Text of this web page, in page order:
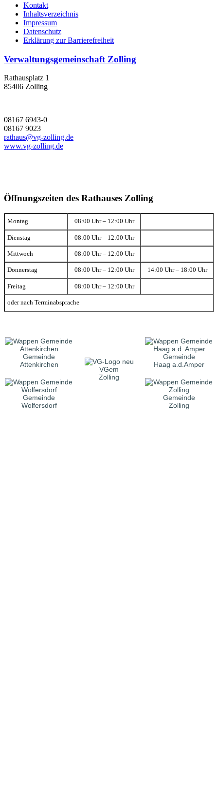
Kontakt
Inhaltsverzeichnis
Impressum
Datenschutz
Erklärung zur Barrierefreiheit
Verwaltungsgemeinschaft Zolling
Rathausplatz 1
85406 Zolling
08167 6943-0
08167 9023
rathaus@vg-zolling.de
www.vg-zolling.de
Öffnungszeiten des Rathauses Zolling
Montag 08:00 Uhr – 12:00 Uhr
Dienstag 08:00 Uhr – 12:00 Uhr
Mittwoch 08:00 Uhr – 12:00 Uhr
Donnerstag 08:00 Uhr – 12:00 Uhr 14:00 Uhr – 18:00 Uhr
Freitag 08:00 Uhr – 12:00 Uhr
oder nach Terminabsprache
Gemeinde
Attenkirchen
VGem
Zolling
Gemeinde
Haag a.d.Amper
Gemeinde
Wolfersdorf
Gemeinde
Zolling